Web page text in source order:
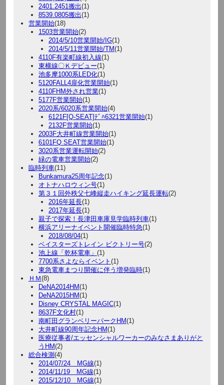
2401.2451搬出(1)
8539.0805搬出(1)
営業開始(18)
1503営業開始(2)
2014/5/10営業開始/IG(1)
2014/5/11営業開始/TM(1)
4110F有楽町線初入線(1)
東横線〇Ｋデビュー(1)
池多摩1000系LED化(1)
5120FALL4扉化営業開始(1)
4110FHM外され営業(1)
5177F営業開始(1)
2020系/6020系営業開始(4)
6121F[Q-SEAT]ﾃﾞﾊ6321営業開始(1)
2132F営業開始(1)
2003F大井町線営業開始(1)
6101FQ SEAT営業開始(1)
3020系営業運転開始(2)
緑の電車営業開始(2)
臨時列車(11)
Bunkamura25周年記念(1)
オトナハロウィン号(1)
第３１回外秩父七峰縦走ハイキング延長運転(2)
2016年延長(1)
2017年延長(1)
親子で探索！長津田車庫見学臨時列車(1)
横浜アリーナイベント開催臨時特急(1)
2018/08/04(1)
ベイスターズトレイン ビクトリー号(2)
池上線「乾杯電車」 (1)
7700系さよならイベント (1)
東急電車まつり開催に伴う増発臨時(1)
ＨＭ(8)
DeNA2014HM(1)
DeNA2015HM(1)
Disney CRYSTAL MAGIC(1)
8637F文化村(1)
南町田グランベリーパークHM(1)
大井町線90周年記念HM(1)
医療従事者/エッセンシャルワーカーのみなさまありがと
うHM(2)
総合検測 (4)
2014/07/24 MG線(1)
2014/11/19 MG線(1)
2015/12/10 MG線(1)